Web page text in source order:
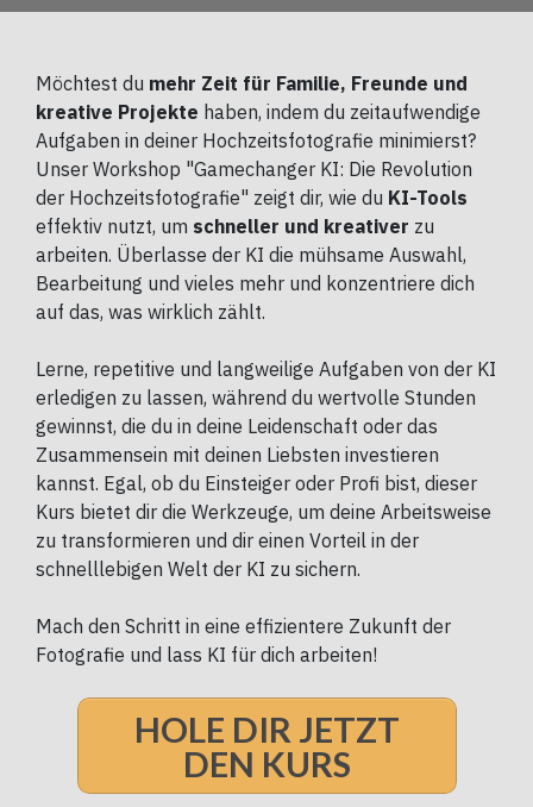
Möchtest du mehr Zeit für Familie, Freunde und
kreative Projekte haben, indem du zeitaufwendige
Aufgaben in deiner Hochzeitsfotografie minimierst?
Unser Workshop "Gamechanger KI: Die Revolution
der Hochzeitsfotografie" zeigt dir, wie du KI-Tools
effektiv nutzt, um schneller und kreativer zu
arbeiten. Überlasse der KI die mühsame Auswahl,
Bearbeitung und vieles mehr und konzentriere dich
auf das, was wirklich zählt.
Lerne, repetitive und langweilige Aufgaben von der KI
erledigen zu lassen, während du wertvolle Stunden
gewinnst, die du in deine Leidenschaft oder das
Zusammensein mit deinen Liebsten investieren
kannst. Egal, ob du Einsteiger oder Profi bist, dieser
Kurs bietet dir die Werkzeuge, um deine Arbeitsweise
zu transformieren und dir einen Vorteil in der
schnelllebigen Welt der KI zu sichern.
Mach den Schritt in eine effizientere Zukunft der
Fotografie und lass KI für dich arbeiten!
HOLE DIR JETZT
DEN KURS